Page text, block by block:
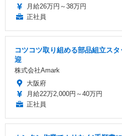
月給26万円～38万円
正社員
コツコツ取り組める部品組立ス
迎
株式会社Amark
大阪府
月給22万2,000円～40万円
正社員